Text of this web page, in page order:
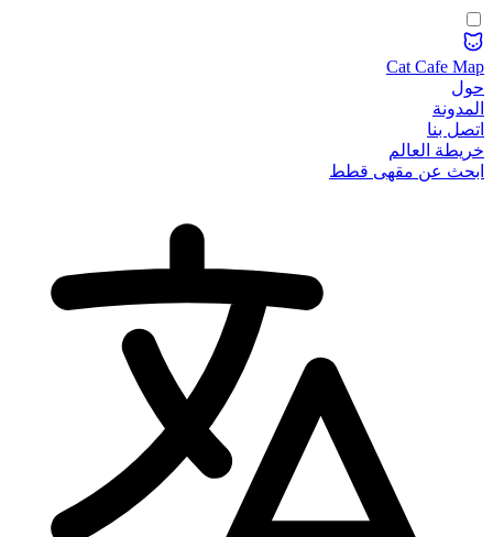
Cat Cafe Map
حول
المدونة
اتصل بنا
خريطة العالم
ابحث عن مقهى قطط